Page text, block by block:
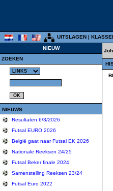
UITSLAGEN |
NIEUW
ZOEKEN
NIEUWS
Resultaten 6/3/2026
Futsal EURO 2026
België gaat naar Futsal EK 2026
Nationale Reeksen 24/25
Futsal Beker finale 2024
Samenstelling Reeksen 23/24
Futsal Euro 2022